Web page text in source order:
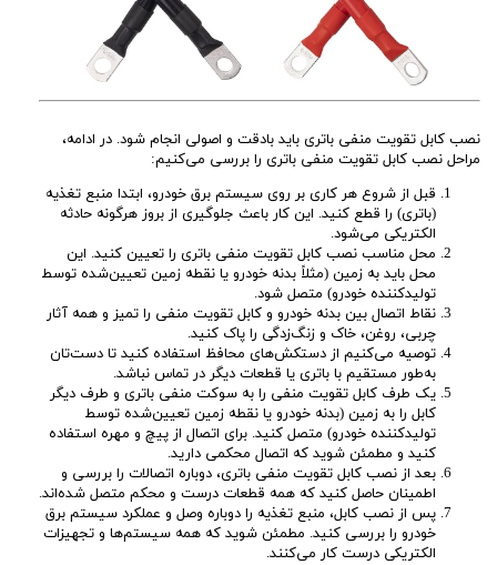
نصب کابل تقویت منفی باتری باید بادقت و اصولی انجام شود. در ادامه،
مراحل نصب کابل تقویت منفی باتری را بررسی می‌کنیم:
قبل از شروع هر کاری بر روی سیستم برق خودرو، ابتدا منبع تغذیه
(باتری) را قطع کنید. این کار باعث جلوگیری از بروز هرگونه حادثه
الکتریکی می‌شود.
محل مناسب نصب کابل تقویت منفی باتری را تعیین کنید. این
محل باید به زمین (مثلاً بدنه خودرو یا نقطه زمین تعیین‌شده توسط
تولید‌کننده خودرو) متصل شود.
نقاط اتصال بین بدنه خودرو و کابل تقویت منفی را تمیز و همه آثار
چربی، روغن، خاک و زنگ‌زدگی را پاک کنید.
توصیه می‌کنیم از دستکش‌های محافظ استفاده کنید تا دست‌تان
به‌طور مستقیم با باتری یا قطعات دیگر در تماس نباشد.
یک طرف کابل تقویت منفی را به سوکت منفی باتری و طرف دیگر
کابل را به زمین (بدنه خودرو یا نقطه زمین تعیین‌شده توسط
تولیدکننده خودرو) متصل کنید. برای اتصال از پیچ و مهره استفاده
کنید و مطمئن شوید که اتصال محکمی دارید.
بعد از نصب کابل تقویت منفی باتری، دوباره اتصالات را بررسی و
اطمینان حاصل کنید که همه قطعات درست و محکم متصل شده‌اند.
پس از نصب کابل، منبع تغذیه را دوباره وصل و عملکرد سیستم برق
خودرو را بررسی کنید. مطمئن شوید که همه سیستم‌ها و تجهیزات
الکتریکی درست کار می‌کنند.